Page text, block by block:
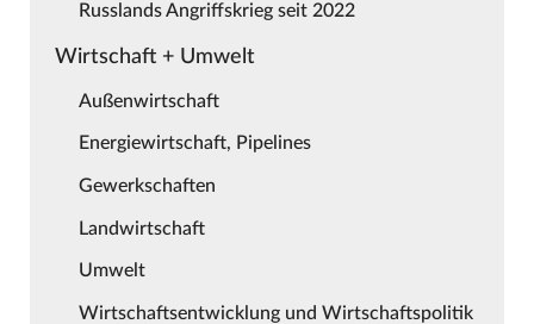
Russlands Angriffskrieg seit 2022
Wirtschaft + Umwelt
Außenwirtschaft
Energiewirtschaft, Pipelines
Gewerkschaften
Landwirtschaft
Umwelt
Wirtschaftsentwicklung und Wirtschaftspolitik